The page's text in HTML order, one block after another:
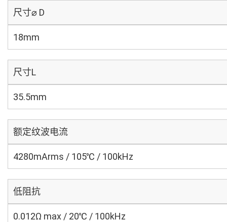
尺寸⌀ D
18mm
尺寸L
35.5mm
额定纹波电流
4280mArms / 105℃ / 100kHz
低阻抗
0.012Ω max / 20℃ / 100kHz